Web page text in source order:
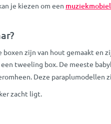
je kiezen om een
zijn van hout gemaakt
tweeling box. De meeste
Deze paraplumodellen
zacht ligt.